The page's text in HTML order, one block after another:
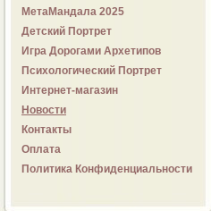
МетаМандала 2025
Детский Портрет
Игра Дорогами Архетипов
Психологический Портрет
Интернет-магазин
Новости
Контакты
Оплата
Политика Конфиденциальности